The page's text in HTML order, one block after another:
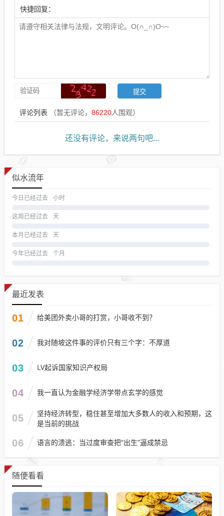
快捷回复：
评论列表 （暂无评论， 86220人围观）
还没有评论，来说两句吧...
似水流年
今日已经过去 小时
这周已经过去 天
本月已经过去 天
今年已经过去 个月
最近发表
01 给美团外卖小哥的打赏，小哥收不到？
02 我对随坡这件事的评价只有三个字：不厚道
03 LV起诉国家知识产权局
04 我一直认为金融学经济学带点玄学的感觉
05
坚持经济转型，稳住甚至增加大多数人的收入和预期，这
是当前的挑战
06 语言的溃逃：当过度审查把“出生”逼成禁忌
随便看看